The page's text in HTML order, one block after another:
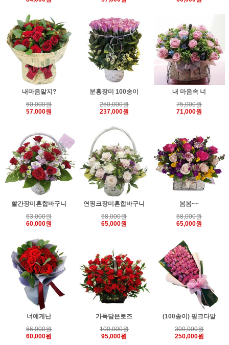
내마음알지?
60,000원
57,000원
분홍장미 100송이
250,000원
237,000원
내 마음속 너
75,000원
71,000원
빨간장미혼합바구니
63,000원
60,000원
연핑크장미혼합바구니
68,000원
65,000원
봄봄~~
68,000원
65,000원
너에게난
66,000원
60,000원
가득담은로즈
100,000원
95,000원
(100송이) 핑크다발
300,000원
250,000원